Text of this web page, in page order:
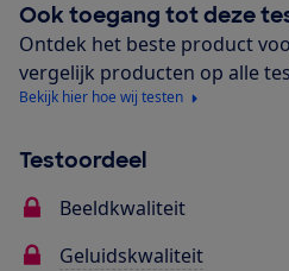
Ook toegang tot deze
Ontdek het beste product
vergelijk producten op alle
Bekijk hier hoe wij testen
Testoordeel
Beeldkwaliteit
Geluidskwaliteit